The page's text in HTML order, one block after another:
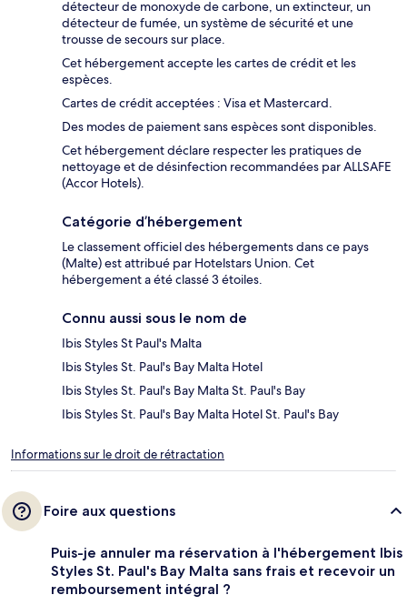
détecteur de monoxyde de carbone, un extincteur, un
détecteur de fumée, un système de sécurité et une
trousse de secours sur place.
Cet hébergement accepte les cartes de crédit et les
espèces.
Cartes de crédit acceptées : Visa et Mastercard.
Des modes de paiement sans espèces sont disponibles.
Cet hébergement déclare respecter les pratiques de
nettoyage et de désinfection recommandées par ALLSAFE
(Accor Hotels).
Catégorie d’hébergement
Le classement officiel des hébergements dans ce pays
(Malte) est attribué par Hotelstars Union. Cet
hébergement a été classé 3 étoiles.
Connu aussi sous le nom de
Ibis Styles St Paul's Malta
Ibis Styles St. Paul's Bay Malta Hotel
Ibis Styles St. Paul's Bay Malta St. Paul's Bay
Ibis Styles St. Paul's Bay Malta Hotel St. Paul's Bay
Informations sur le droit de rétractation
Foire aux questions
Puis-je annuler ma réservation à l'hébergement Ibis
Styles St. Paul's Bay Malta sans frais et recevoir un
remboursement intégral ?